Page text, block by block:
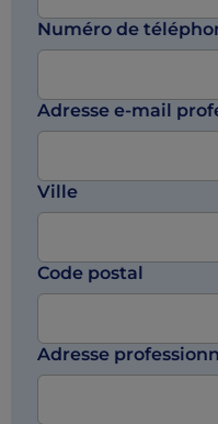
Numéro de
Adresse e-mail
Ville
Code postal
Adresse